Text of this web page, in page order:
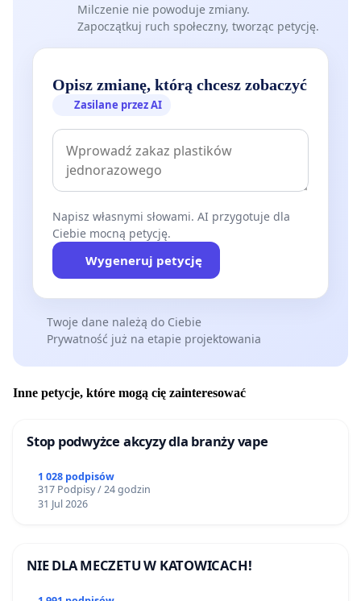
Milczenie nie powoduje zmiany.
Zapoczątkuj ruch społeczny, tworząc petycję.
Opisz zmianę, którą chcesz zobaczyć
Zasilane przez AI
Napisz własnymi słowami. AI przygotuje dla
Ciebie mocną petycję.
Wygeneruj petycję
Twoje dane należą do Ciebie
Prywatność już na etapie projektowania
Inne petycje, które mogą cię zainteresować
Stop podwyżce akcyzy dla branży vape
1 028 podpisów
317 Podpisy / 24 godzin
31 Jul 2026
NIE DLA MECZETU W KATOWICACH!